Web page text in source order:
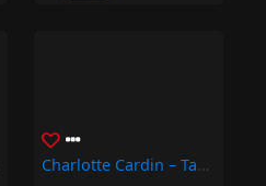
Charlotte Cardin – Take Me Back